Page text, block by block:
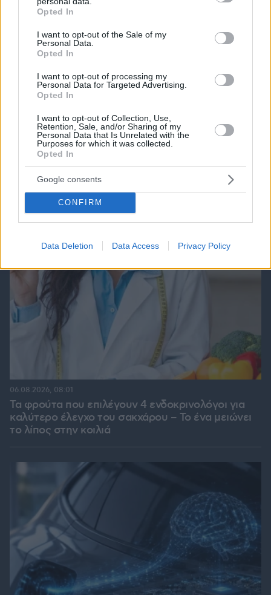
grant or deny consent to Google and its third-party tags to
use your data for below specified purposes in below Google
consent section.
Opted In
I want to opt-out of the Sale of my
Personal Data.
Opted In
I want to opt-out of processing my
Personal Data for Targeted Advertising.
Opted In
I want to opt-out of Collection, Use,
Retention, Sale, and/or Sharing of my
Personal Data that Is Unrelated with the
Purposes for which it was collected.
Opted In
Google consents
CONFIRM
Data Deletion Data Access Privacy Policy
Cut The Rope Northern Heights Candy
ΔΕΙΤΕ ΟΛΑ ΤΑ GAMES
Best of Network
Τα φρούτα που επιλέγουν 4 ενδοκρινολόγοι για
καλύτερο έλεγχο του σακχάρου – Το ένα μειώνει
το λίπος στην κοιλιά
06.08.2026, 08:01